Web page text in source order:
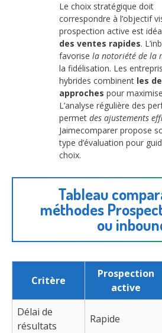
Le choix stratégique doit
correspondre à l’objectif
prospection active est
des ventes rapides.
favorise la notoriété de la
la fidélisation. Les
hybrides combinent les
approches pour
L’analyse régulière des
permet des ajustements
Jaimecomparer propose
type d’évaluation pour
choix.
Tableau
méthodes
ou
Critère
Prospection
active
Délai de
résultats
Rapide